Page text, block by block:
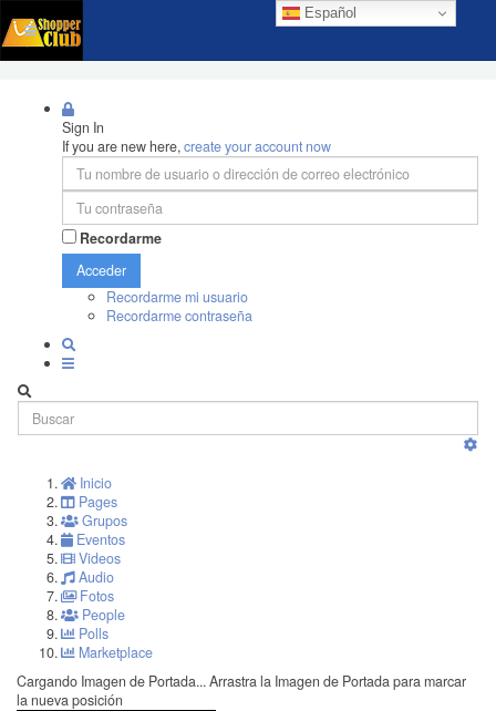
Español
Sign In
If you are new here,create your account now
Recordarme
Acceder
Recordarme mi usuario
Recordarme contraseña
Inicio
Pages
Grupos
Eventos
Videos
Audio
Fotos
People
Polls
Marketplace
Cargando Imagen de Portada... Arrastra la Imagen de Portada para marcar
la nueva posición